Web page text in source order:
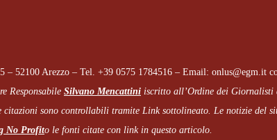
Arezzo – Tel. +39 0575 1784516 – Email: onlus@egm.it
Responsabile Silvano Mencattini iscritto all’Ordine dei Giornalisti
sono controllabili tramite Link sottolineato. Le notizie del
No Profito le fonti citate con link in questo articolo.